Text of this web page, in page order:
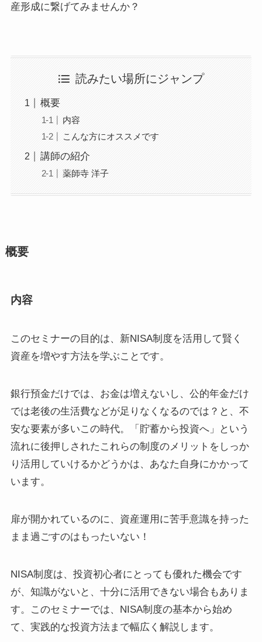
産形成に繋げてみませんか？
読みたい場所にジャンプ
概要
内容
こんな方にオススメです
講師の紹介
薬師寺 洋子
概要
内容
このセミナーの目的は、新NISA制度を活用して賢く
資産を増やす方法を学ぶことです。
銀行預金だけでは、お金は増えないし、公的年金だけ
では老後の生活費などが足りなくなるのでは？と、不
安な要素が多いこの時代。「貯蓄から投資へ」という
流れに後押しされたこれらの制度のメリットをしっか
り活用していけるかどうかは、あなた自身にかかって
います。
扉が開かれているのに、資産運用に苦手意識を持った
まま過ごすのはもったいない！
NISA制度は、投資初心者にとっても優れた機会です
が、知識がないと、十分に活用できない場合もありま
す。このセミナーでは、NISA制度の基本から始め
て、実践的な投資方法まで幅広く解説します。